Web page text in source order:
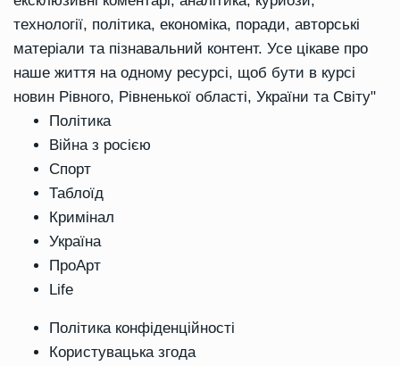
технології, політика, економіка, поради, авторські
матеріали та пізнавальний контент. Усе цікаве про
наше життя на одному ресурсі, щоб бути в курсі
новин Рівного, Рівненької області, України та Світу"
Політика
Війна з росією
Спорт
Таблоїд
Кримінал
Україна
ПроАрт
Life
Політика конфіденційності
Користувацька згода